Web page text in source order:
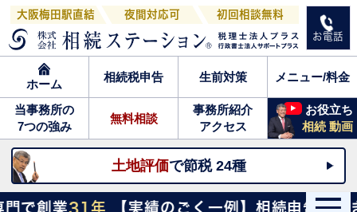
お電話
大阪梅田駅直結 夜間対応可 初回相談無料
ホーム
相続税申告 生前対策
当事務所の
7つの強み
メニュー/料金
無料相談
事務所紹介
アクセス
お役立ち
相続 動画
土地評価で節税 24種
【実績のごく一例】相続申告手続き 累計3,300